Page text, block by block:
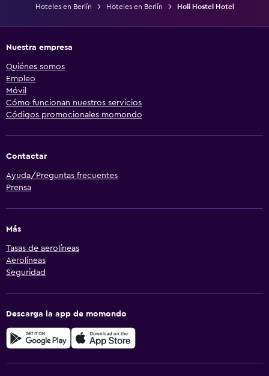
Hoteles en Berlín
Hoteles en Berlín Holi Hostel Hotel
Nuestra empresa
Quiénes somos
Empleo
Móvil
Cómo funcionan nuestros servicios
Códigos promocionales momondo
Contactar
Ayuda/Preguntas frecuentes
Prensa
Más
Tasas de aerolíneas
Aerolíneas
Seguridad
Descarga la app de momondo